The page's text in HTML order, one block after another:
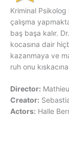
Kriminal Psikolog
çalışma
baş başa kalır.
kocasına dair
kazanmaya ve
ruh onu kıskacına
Director:
Creator:
Actors: Halle